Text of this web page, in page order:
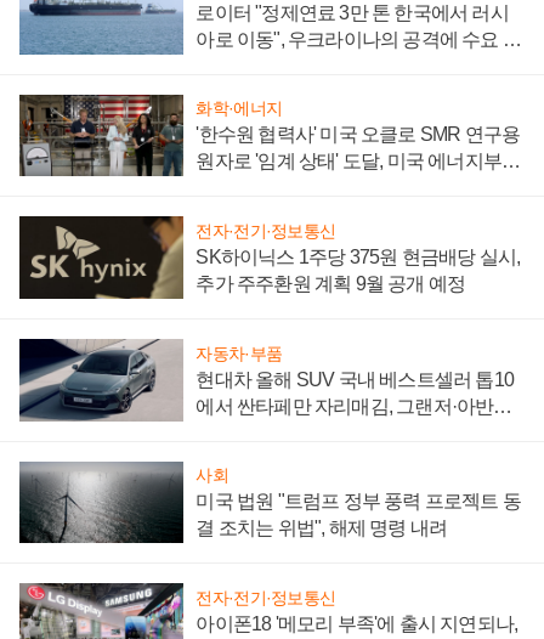
로이터 "정제연료 3만 톤 한국에서 러시
아로 이동", 우크라이나의 공격에 수요 늘
화학·에너지
'한수원 협력사' 미국 오클로 SMR 연구용
원자로 '임계 상태' 도달, 미국 에너지부
전자·전기·정보통신
SK하이닉스 1주당 375원 현금배당 실시,
추가 주주환원 계획 9월 공개 예정
자동차·부품
현대차 올해 SUV 국내 베스트셀러 톱10
에서 싼타페만 자리매김, 그랜저·아반떼
사회
미국 법원 "트럼프 정부 풍력 프로젝트 동
결 조치는 위법", 해제 명령 내려
전자·전기·정보통신
아이폰18 '메모리 부족'에 출시 지연되나,